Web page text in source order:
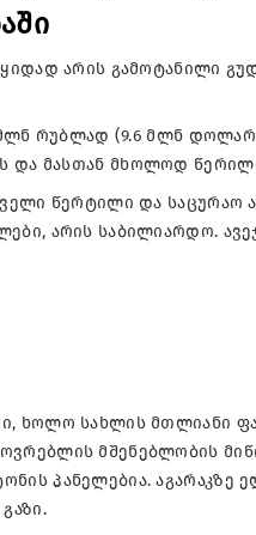
არის გამოტანილი
მლნ რუბლად (9.6 მლნ
და მასთან მხოლოდ
წერტილი და საცურაო
არის საბილიარდო.
ხოლო სახლის მთლიანი
მშენებლობის
პანელებია. აგარაკზე